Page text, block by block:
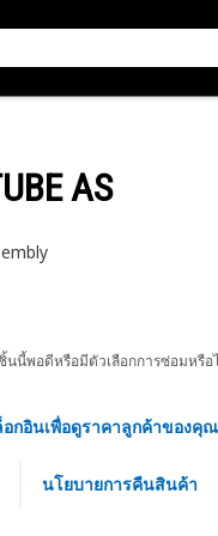
AS
นนี้พอดีหรือมีตัวเลือกการซ่อมหรือ
อกอินเพื่อดูราคาลูกค้าของคุณ
นโยบายการคืนสินค้า